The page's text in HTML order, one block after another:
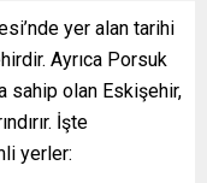
yer alan tarihi
Ayrıca Porsuk
sahip olan Eskişehir,
İşte
yerler: